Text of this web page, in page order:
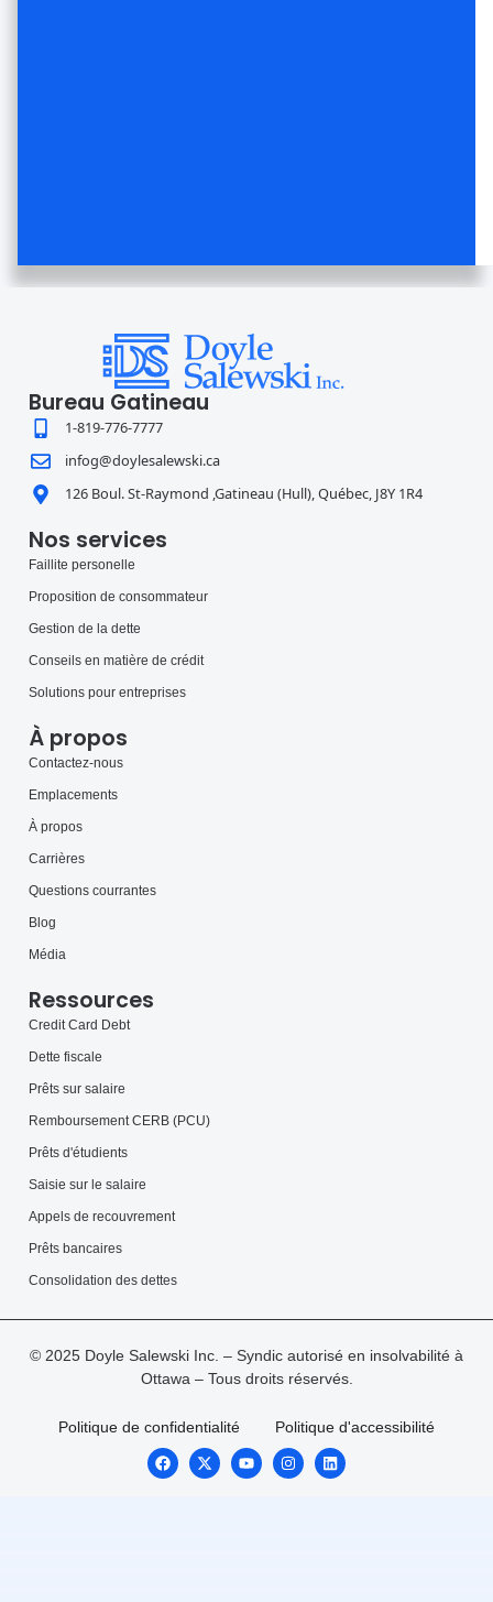
Bureau Gatineau
1-819-776-7777
infog@doylesalewski.ca
126 Boul. St-Raymond ,Gatineau (Hull), Québec, J8Y 1R4
Nos services
Faillite personelle
Proposition de consommateur
Gestion de la dette
Conseils en matière de crédit
Solutions pour entreprises
À propos
Contactez-nous
Emplacements
À propos
Carrières
Questions courrantes
Blog
Média
Ressources
Credit Card Debt
Dette fiscale
Prêts sur salaire
Remboursement CERB (PCU)
Prêts d'étudients
Saisie sur le salaire
Appels de recouvrement
Prêts bancaires
Consolidation des dettes
© 2025 Doyle Salewski Inc. – Syndic autorisé en insolvabilité à
Ottawa – Tous droits réservés.
Politique de confidentialité Politique d'accessibilité